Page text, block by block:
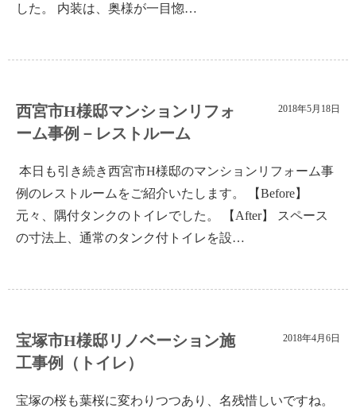
した。 内装は、奥様が一目惚…
西宮市H様邸マンションリフォ
ーム事例－レストルーム
2018年5月18日
本日も引き続き西宮市H様邸のマンションリフォーム事
例のレストルームをご紹介いたします。 【Before】
元々、隅付タンクのトイレでした。 【After】 スペース
の寸法上、通常のタンク付トイレを設…
宝塚市H様邸リノベーション施
工事例（トイレ）
2018年4月6日
宝塚の桜も葉桜に変わりつつあり、名残惜しいですね。